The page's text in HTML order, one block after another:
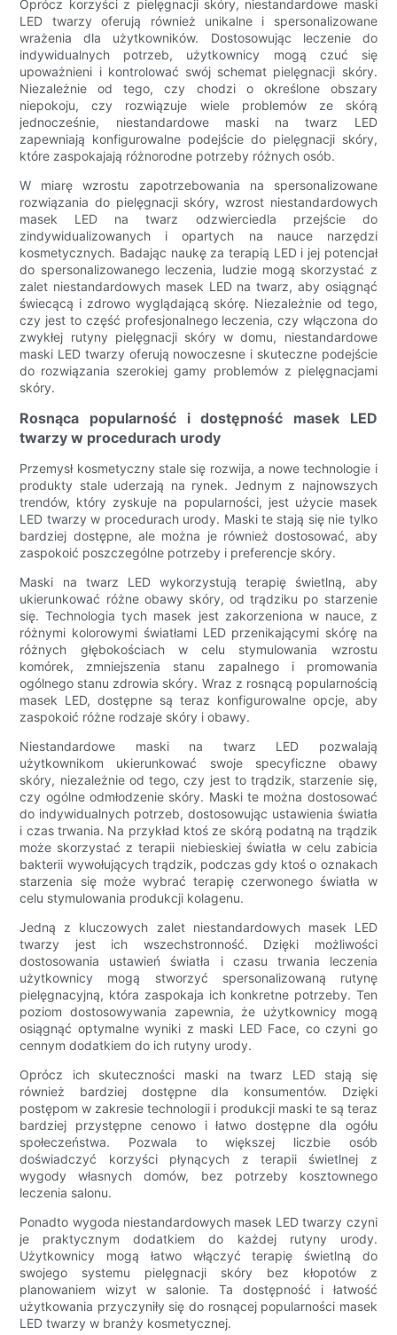
Oprócz korzyści z pielęgnacji skóry, niestandardowe maski
LED twarzy oferują również unikalne i spersonalizowane
wrażenia dla użytkowników. Dostosowując leczenie do
indywidualnych potrzeb, użytkownicy mogą czuć się
upoważnieni i kontrolować swój schemat pielęgnacji skóry.
Niezależnie od tego, czy chodzi o określone obszary
niepokoju, czy rozwiązuje wiele problemów ze skórą
jednocześnie, niestandardowe maski na twarz LED
zapewniają konfigurowalne podejście do pielęgnacji skóry,
które zaspokajają różnorodne potrzeby różnych osób.
W miarę wzrostu zapotrzebowania na spersonalizowane
rozwiązania do pielęgnacji skóry, wzrost niestandardowych
masek LED na twarz odzwierciedla przejście do
zindywidualizowanych i opartych na nauce narzędzi
kosmetycznych. Badając naukę za terapią LED i jej potencjał
do spersonalizowanego leczenia, ludzie mogą skorzystać z
zalet niestandardowych masek LED na twarz, aby osiągnąć
świecącą i zdrowo wyglądającą skórę. Niezależnie od tego,
czy jest to część profesjonalnego leczenia, czy włączona do
zwykłej rutyny pielęgnacji skóry w domu, niestandardowe
maski LED twarzy oferują nowoczesne i skuteczne podejście
do rozwiązania szerokiej gamy problemów z pielęgnacjami
skóry.
Rosnąca popularność i dostępność masek LED
twarzy w procedurach urody
Przemysł kosmetyczny stale się rozwija, a nowe technologie i
produkty stale uderzają na rynek. Jednym z najnowszych
trendów, który zyskuje na popularności, jest użycie masek
LED twarzy w procedurach urody. Maski te stają się nie tylko
bardziej dostępne, ale można je również dostosować, aby
zaspokoić poszczególne potrzeby i preferencje skóry.
Maski na twarz LED wykorzystują terapię świetlną, aby
ukierunkować różne obawy skóry, od trądziku po starzenie
się. Technologia tych masek jest zakorzeniona w nauce, z
różnymi kolorowymi światłami LED przenikającymi skórę na
różnych głębokościach w celu stymulowania wzrostu
komórek, zmniejszenia stanu zapalnego i promowania
ogólnego stanu zdrowia skóry. Wraz z rosnącą popularnością
masek LED, dostępne są teraz konfigurowalne opcje, aby
zaspokoić różne rodzaje skóry i obawy.
Niestandardowe maski na twarz LED pozwalają
użytkownikom ukierunkować swoje specyficzne obawy
skóry, niezależnie od tego, czy jest to trądzik, starzenie się,
czy ogólne odmłodzenie skóry. Maski te można dostosować
do indywidualnych potrzeb, dostosowując ustawienia światła
i czas trwania. Na przykład ktoś ze skórą podatną na trądzik
może skorzystać z terapii niebieskiej światła w celu zabicia
bakterii wywołujących trądzik, podczas gdy ktoś o oznakach
starzenia się może wybrać terapię czerwonego światła w
celu stymulowania produkcji kolagenu.
Jedną z kluczowych zalet niestandardowych masek LED
twarzy jest ich wszechstronność. Dzięki możliwości
dostosowania ustawień światła i czasu trwania leczenia
użytkownicy mogą stworzyć spersonalizowaną rutynę
pielęgnacyjną, która zaspokaja ich konkretne potrzeby. Ten
poziom dostosowywania zapewnia, że ​​użytkownicy mogą
osiągnąć optymalne wyniki z maski LED Face, co czyni go
cennym dodatkiem do ich rutyny urody.
Oprócz ich skuteczności maski na twarz LED stają się
również bardziej dostępne dla konsumentów. Dzięki
postępom w zakresie technologii i produkcji maski te są teraz
bardziej przystępne cenowo i łatwo dostępne dla ogółu
społeczeństwa. Pozwala to większej liczbie osób
doświadczyć korzyści płynących z terapii świetlnej z
wygody własnych domów, bez potrzeby kosztownego
leczenia salonu.
Ponadto wygoda niestandardowych masek LED twarzy czyni
je praktycznym dodatkiem do każdej rutyny urody.
Użytkownicy mogą łatwo włączyć terapię świetlną do
swojego systemu pielęgnacji skóry bez kłopotów z
planowaniem wizyt w salonie. Ta dostępność i łatwość
użytkowania przyczyniły się do rosnącej popularności masek
LED twarzy w branży kosmetycznej.